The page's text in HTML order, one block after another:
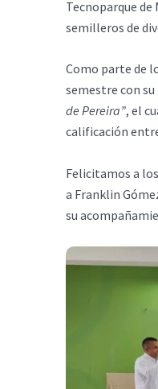
Tecnoparque
semilleros de
Como parte de
semestre con
de Pereira”, el
calificación
Felicitamos a
a Franklin
su